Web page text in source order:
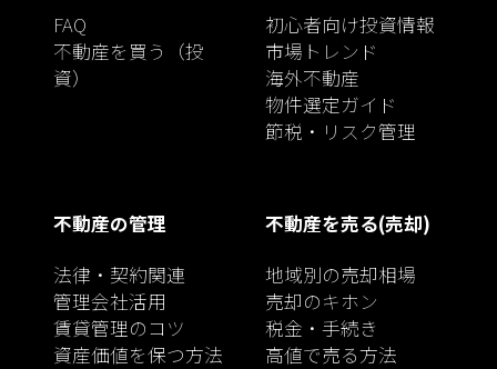
FAQ
不動産を買う（投
資）
初心者向け投資情報
市場トレンド
海外不動産
物件選定ガイド
節税・リスク管理
不動産の管理
法律・契約関連
管理会社活用
賃貸管理のコツ
資産価値を保つ方法
不動産を売る(売却)
地域別の売却相場
売却のキホン
税金・手続き
高値で売る方法